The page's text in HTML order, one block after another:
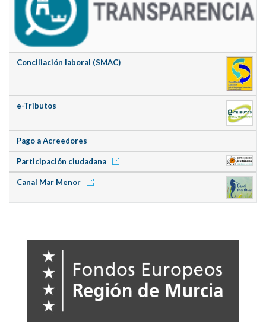
Conciliación laboral (SMAC)
e-Tributos
Pago a Acreedores
Participación ciudadana
Canal Mar Menor